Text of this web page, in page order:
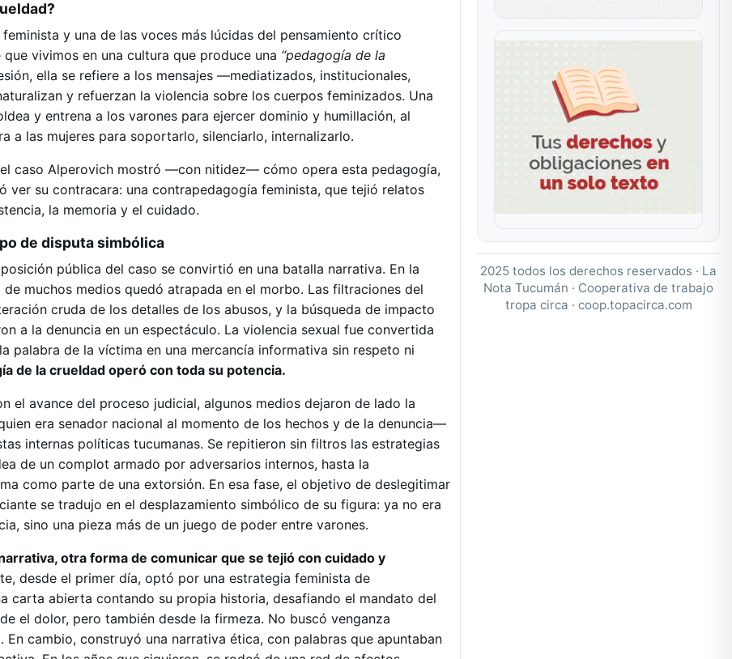
y una de las voces más lúcidas del pensamiento crítico
vivimos en una cultura que produce una “pedagogía de la
ella se refiere a los mensajes —mediatizados, institucionales,
y refuerzan la violencia sobre los cuerpos feminizados. Una
y entrena a los varones para ejercer dominio y humillación, al
a las mujeres para soportarlo, silenciarlo, internalizarlo.
caso Alperovich mostró —con nitidez— cómo opera esta pedagogía,
ver su contracara: una contrapedagogía feminista, que tejió relatos
la memoria y el cuidado.
de disputa simbólica
pública del caso se convirtió en una batalla narrativa. En la
muchos medios quedó atrapada en el morbo. Las filtraciones del
cruda de los detalles de los abusos, y la búsqueda de impacto
a la denuncia en un espectáculo. La violencia sexual fue convertida
palabra de la víctima en una mercancía informativa sin respeto ni
de la crueldad operó con toda su potencia.
el avance del proceso judicial, algunos medios dejaron de lado la
era senador nacional al momento de los hechos y de la denuncia—
internas políticas tucumanas. Se repitieron sin filtros las estrategias
de un complot armado por adversarios internos, hasta la
como parte de una extorsión. En esa fase, el objetivo de deslegitimar
se tradujo en el desplazamiento simbólico de su figura: ya no era
sino una pieza más de un juego de poder entre varones.
otra forma de comunicar que se tejió con cuidado y
desde el primer día, optó por una estrategia feminista de
carta abierta contando su propia historia, desafiando el mandato del
el dolor, pero también desde la firmeza. No buscó venganza
En cambio, construyó una narrativa ética, con palabras que apuntaban
2025 todos los derechos reservados · La
Nota Tucumán · Cooperativa de trabajo
tropa circa · coop.topacirca.com